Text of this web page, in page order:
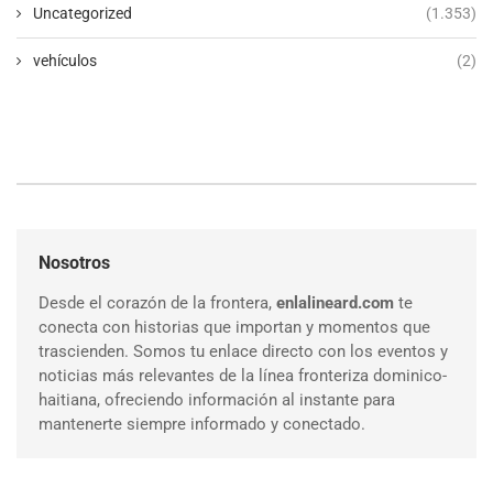
Uncategorized (1.353)
vehículos (2)
Nosotros
Desde el corazón de la frontera, enlalineard.com te
conecta con historias que importan y momentos que
trascienden. Somos tu enlace directo con los eventos y
noticias más relevantes de la línea fronteriza dominico-
haitiana, ofreciendo información al instante para
mantenerte siempre informado y conectado.